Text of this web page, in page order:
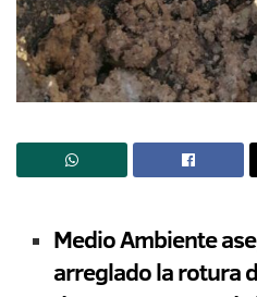
Medio Ambiente
arreglado la rotura